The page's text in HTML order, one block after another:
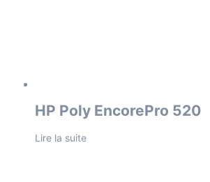
HP Poly EncorePro 520
Lire la suite